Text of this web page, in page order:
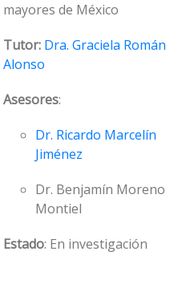
mayores de México
Tutor: Dra. Graciela Román
Alonso
Asesores:
Dr. Ricardo Marcelín
Jiménez
Dr. Benjamín Moreno
Montiel
Estado: En investigación